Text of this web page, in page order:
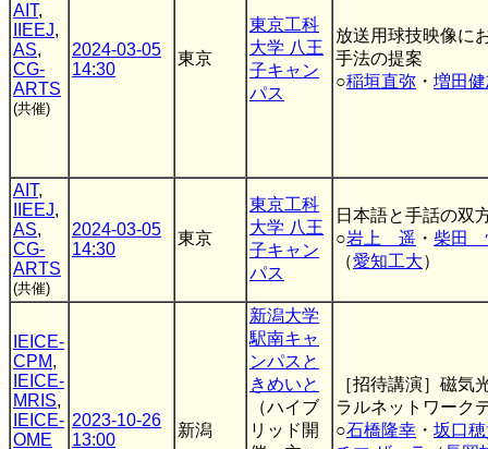
AIT,
IIEEJ,
AS,
CG-
ARTS
(共催)
2024-03-05
14:30
東京
東京工科
大学 八王
子キャン
パス
放送用球技映像に
手法の提案
○稲垣直弥 ・ 増田
AIT,
IIEEJ,
AS,
CG-
ARTS
(共催)
2024-03-05
14:30
東京
東京工科
大学 八王
子キャン
パス
日本語と手話の双
○岩上 遥 ・ 柴田
（愛知工大）
IEICE-
CPM,
IEICE-
MRIS,
IEICE-
OME
2023-10-26
13:00
新潟
新潟大学
駅南キャ
ンパスと
きめいと
（ハイブ
リッド開
［招待講演］磁気
ラルネットワーク
○石橋隆幸 ・ 坂口